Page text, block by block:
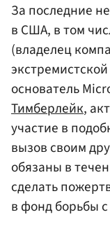
За последние
в США, в том
(владелец
основатель
Тимберлейк,
участие в
вызов своим
обязаны в
сделать
в фонд борьбы